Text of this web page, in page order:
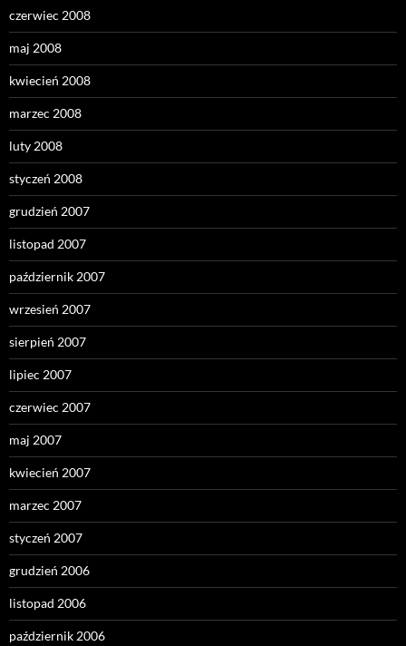
czerwiec 2008
maj 2008
kwiecień 2008
marzec 2008
luty 2008
styczeń 2008
grudzień 2007
listopad 2007
październik 2007
wrzesień 2007
sierpień 2007
lipiec 2007
czerwiec 2007
maj 2007
kwiecień 2007
marzec 2007
styczeń 2007
grudzień 2006
listopad 2006
październik 2006